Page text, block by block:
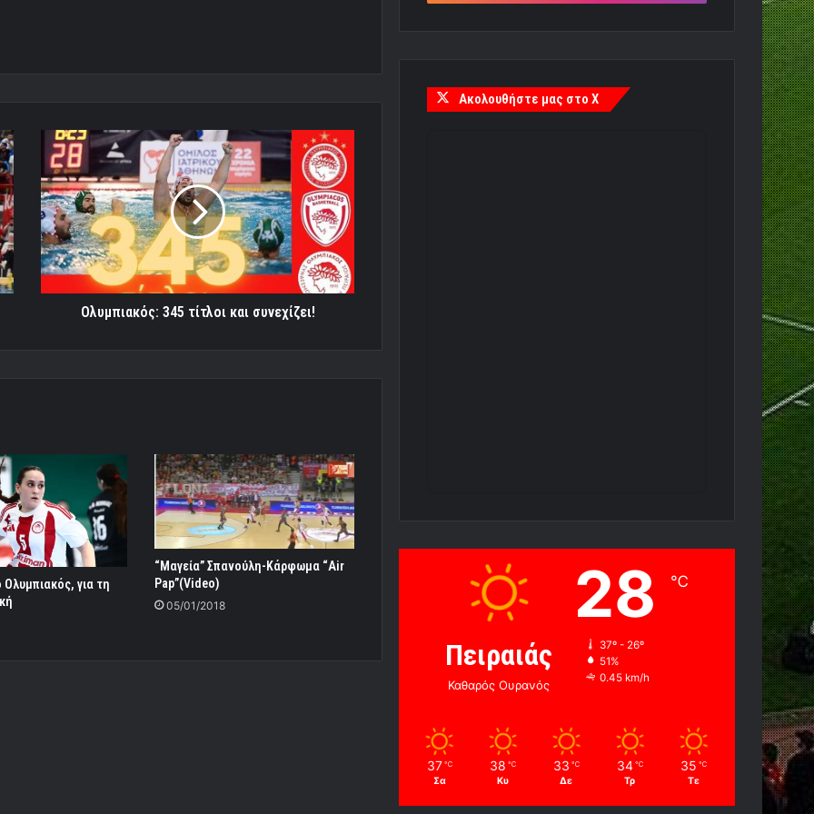
Ολυμπιακός:
345
τίτλοι
και
συνεχίζει!
Ολυμπιακός: 345 τίτλοι και συνεχίζει!
για τη
“Μαγεία” Σπανούλη-Κάρφωμα “Αir
Pap”(Video)
05/01/2018
Ακολουθήστε μας στο X
Πειραιάς
Καθαρός Ουρανός
28 ℃
37º - 26º
51%
0.45 km/h
37 ℃
Σα
38 ℃
Κυ
33 ℃
Δε
34 ℃
Τρ
35 ℃
Τε